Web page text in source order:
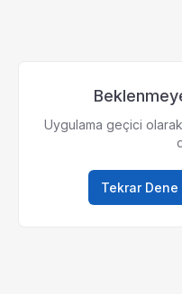
Uygulama geçici
Tekrar Dene